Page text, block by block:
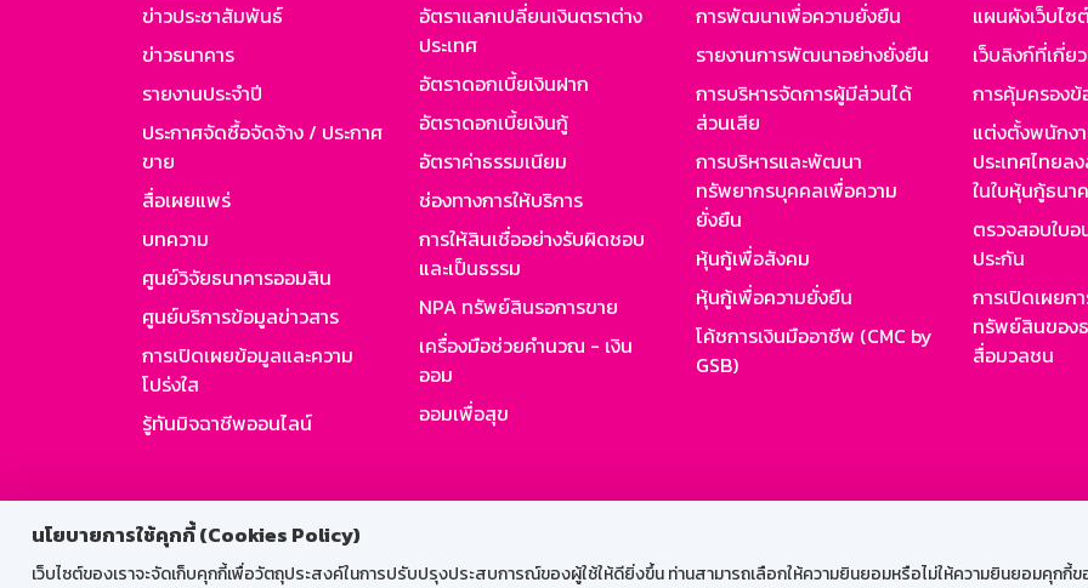
นโยบายการใช้คุกกี้ (Cookies Policy)
เว็บไซต์ของเราจะจัดเก็บคุกกี้เพื่อวัตถุประสงค์ในการปรับปรุงประสบการณ์ของผู้ใช้ให้ดียิ่งขึ้น ท่านสามารถเลือกให้ความยินยอมหรือไม่ให้ความยินยอมคุกกี้ข
ข่าวประชาสัมพันธ์
ข่าวธนาคาร
รายงานประจำปี
ประกาศจัดซื้อจัดจ้าง / ประกาศ
ขาย
สื่อเผยแพร่
บทความ
ศูนย์วิจัยธนาคารออมสิน
ศูนย์บริการข้อมูลข่าวสาร
การเปิดเผยข้อมูลและความ
โปร่งใส
รู้ทันมิจฉาชีพออนไลน์
อัตราแลกเปลี่ยนเงินตราต่าง
ประเทศ
อัตราดอกเบี้ยเงินฝาก
อัตราดอกเบี้ยเงินกู้
อัตราค่าธรรมเนียม
ช่องทางการให้บริการ
การให้สินเชื่ออย่างรับผิดชอบ
และเป็นธรรม
NPA ทรัพย์สินรอการขาย
เครื่องมือช่วยคำนวณ - เงิน
ออม
ออมเพื่อสุข
การพัฒนาเพื่อความยั่งยืน
รายงานการพัฒนาอย่างยั่งยืน
การบริหารจัดการผู้มีส่วนได้
ส่วนเสีย
การบริหารและพัฒนา
ทรัพยากรบุคคลเพื่อความ
ยั่งยืน
หุ้นกู้เพื่อสังคม
หุ้นกู้เพื่อความยั่งยืน
โค้ชการเงินมืออาชีพ (CMC by
GSB)
แผนผังเว็บไซ
เว็บลิงก์ที่เกี่ย
การคุ้มครอง
แต่งตั้งพนักง
ประเทศไทยล
ในใบหุ้นกู้ธนา
ตรวจสอบใบ
ประกัน
การเปิดเผยก
ทรัพย์สินของ
สื่อมวลชน